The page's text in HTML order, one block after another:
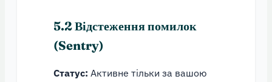
5.2 Відстеження помилок
(Sentry)
Статус: Активне тільки за вашою